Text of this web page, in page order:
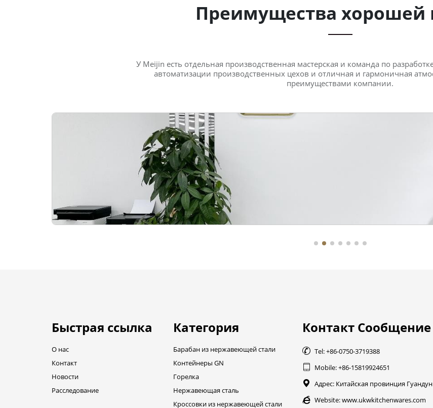
Преимущества хорошей
У Meijin есть отдельная производственная мастерская и команда по
автоматизации производственных цехов и отличная и гармоничная
преимуществами компании.
Быстрая ссылка
О нас
Контакт
Новости
Расследование
Категория
Барабан из нержавеющей стали
Контейнеры GN
Горелка
Нержавеющая сталь
Кроссовки из нержавеющей стали
Контакт Сообщение
 Tel: +86-0750-3719388
 Mobile: +86-15819924651
 Адрес: Китайская провинция Гуандун
 Website:www.ukwkitchenwares.com